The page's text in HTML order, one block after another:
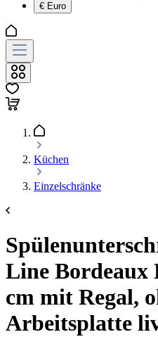
€ Euro
Küchen
Einzelschränke
Line Bordeaux
cm mit Regal,
Arbeitsplatte